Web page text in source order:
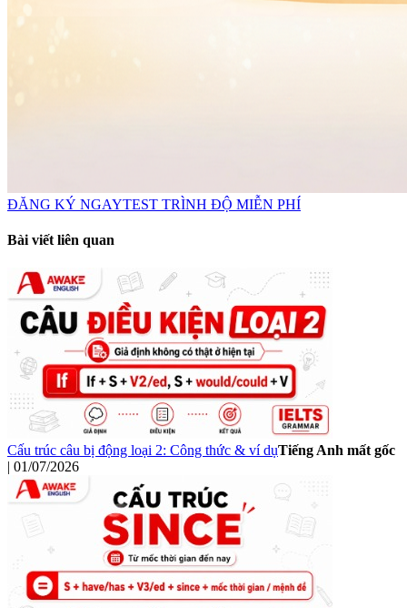
ĐĂNG KÝ NGAYTEST TRÌNH ĐỘ MIỄN PHÍ
Bài viết liên quan
Cấu trúc câu bị động loại 2: Công thức & ví dụTiếng Anh mất gốc
| 01/07/2026